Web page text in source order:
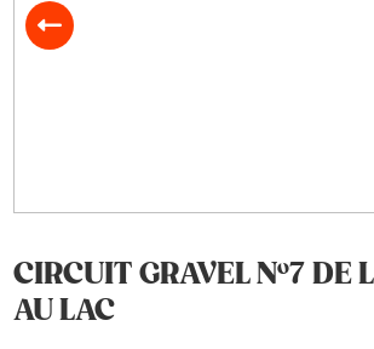
CIRCUIT GRAVEL N°7 DE
AU LAC